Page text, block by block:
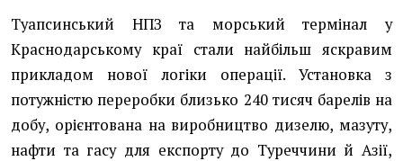
Туапсинський НПЗ та морський термінал у
Краснодарському краї стали найбільш яскравим
прикладом нової логіки операції. Установка з
потужністю переробки близько 240 тисяч барелів на
добу, орієнтована на виробництво дизелю, мазуту,
нафти та гасу для експорту до Туреччини й Азії,